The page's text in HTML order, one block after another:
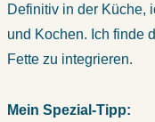
Definitiv in der Küche,
und Kochen. Ich finde
Fette zu integrieren.
Mein Spezial-Tipp: